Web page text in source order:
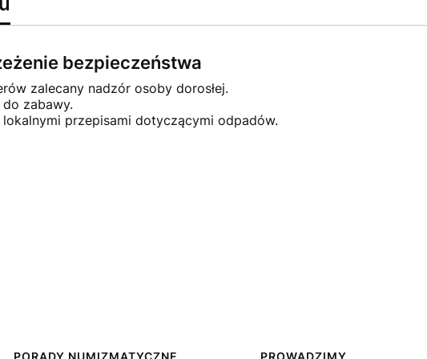
bezpieczeństwa
zalecany nadzór osoby dorosłej.
do zabawy.
przepisami dotyczącymi odpadów.
PORADY NUMIZMATYCZNE PROWADZIMY